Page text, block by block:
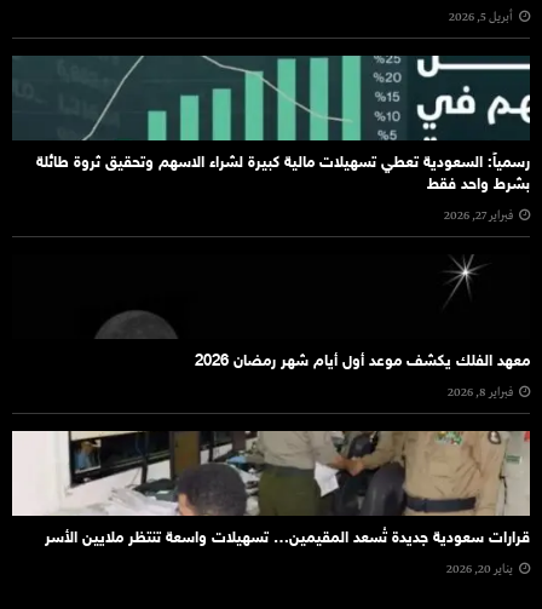
أبريل 5, 2026
رسمياً: السعودية تعطي تسهيلات مالية كبيرة لشراء الاسهم وتحقيق ثروة طائلة
بشرط واحد فقط
فبراير 27, 2026
معهد الفلك يكشف موعد أول أيام شهر رمضان 2026
فبراير 8, 2026
قرارات سعودية جديدة تُسعد المقيمين… تسهيلات واسعة تنتظر ملايين الأسر
يناير 20, 2026